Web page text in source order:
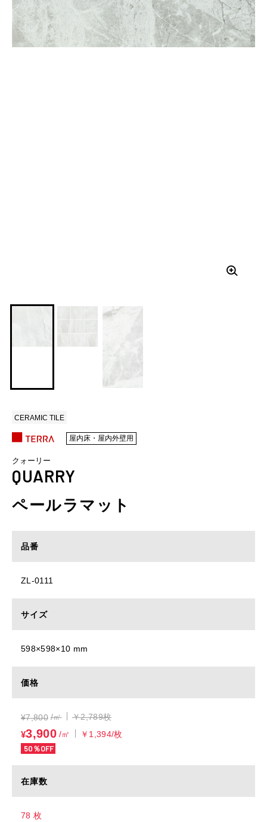
CERAMIC TILE
屋内床・屋内外壁用
クォーリー
QUARRY
ペールラマット
品番
ZL-0111
サイズ
598×598×10 mm
価格
¥7,800 /㎡ ￥2,789枚
¥3,900 /㎡
￥1,394/枚
50％OFF
在庫数
78 枚